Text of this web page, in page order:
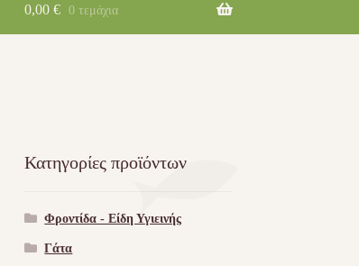
0,00 € 0 τεμάχια
Κατηγορίες προϊόντων
Φροντίδα - Είδη Υγιεινής
Γάτα